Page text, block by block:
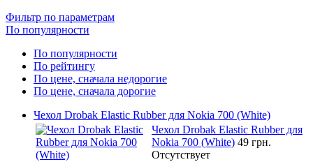
Фильтр по параметрам
По популярности
По популярности
По рейтингу
По цене, сначала недорогие
По цене, сначала дорогие
Чехол Drobak Elastic Rubber для Nokia 700 (White)
Чехол Drobak Elastic Rubber для
Nokia 700 (White) 49 грн.
Отсутствует